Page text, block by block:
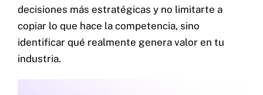
decisiones más estratégicas y no limitarte a
copiar lo que hace la competencia, sino
identificar qué realmente genera valor en tu
industria.